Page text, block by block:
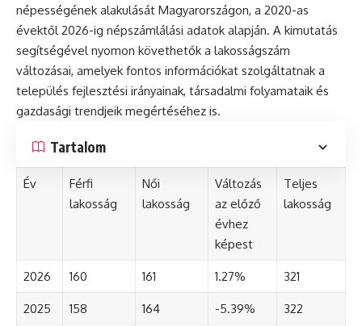
népességének alakulását Magyarországon, a 2020-as
évektől 2026-ig népszámlálási adatok alapján. A kimutatás
segítségével nyomon követhetők a lakosságszám
változásai, amelyek fontos információkat szolgáltatnak a
település fejlesztési irányainak, társadalmi folyamataik és
gazdasági trendjeik megértéséhez is.
Tartalom
Év
Férfi
lakosság
Női
lakosság
Változás
az előző
évhez
képest
Teljes
lakosság
2026 160 161 1.27% 321
2025 158 164 -5.39% 322